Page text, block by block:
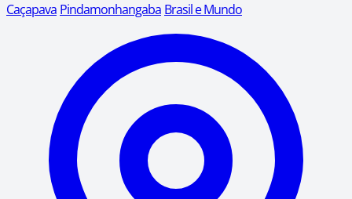
Caçapava Pindamonhangaba Brasil e Mundo